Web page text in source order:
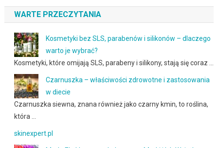
WARTE PRZECZYTANIA
Kosmetyki bez SLS, parabenów i silikonów – dlaczego
warto je wybrać?
Kosmetyki, które omijają SLS, parabeny i silikony, stają się coraz …
Czarnuszka – właściwości zdrowotne i zastosowania
w diecie
Czarnuszka siewna, znana również jako czarny kmin, to roślina,
która …
skinexpert.pl